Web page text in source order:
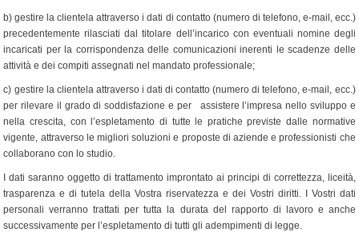
b) gestire la clientela attraverso i dati di contatto (numero di telefono, e-mail, ecc.)
precedentemente rilasciati dal titolare dell’incarico con eventuali nomine degli
incaricati per la corrispondenza delle comunicazioni inerenti le scadenze delle
attività e dei compiti assegnati nel mandato professionale;
c) gestire la clientela attraverso i dati di contatto (numero di telefono, e-mail, ecc.)
per rilevare il grado di soddisfazione e per assistere l’impresa nello sviluppo e
nella crescita, con l’espletamento di tutte le pratiche previste dalle normative
vigente, attraverso le migliori soluzioni e proposte di aziende e professionisti che
collaborano con lo studio.
I dati saranno oggetto di trattamento improntato ai principi di correttezza, liceità,
trasparenza e di tutela della Vostra riservatezza e dei Vostri diritti. I Vostri dati
personali verranno trattati per tutta la durata del rapporto di lavoro e anche
successivamente per l’espletamento di tutti gli adempimenti di legge.